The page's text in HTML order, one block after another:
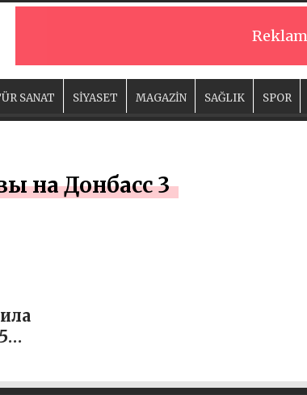
SANAT SİYASET MAGAZİN SAĞLIK SPOR
на Донбасс 3